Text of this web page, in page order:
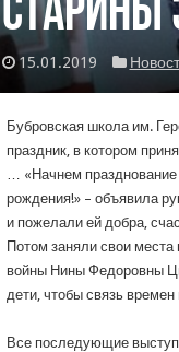
Старины
15.01.2019
Бубровская школа им.
праздник, в котором
… «Начнем
рождения!» – объявила
и пожелали ей добра,
Потом заняли свои
войны Нины Федоровны
дети, чтобы связь
Все последующие